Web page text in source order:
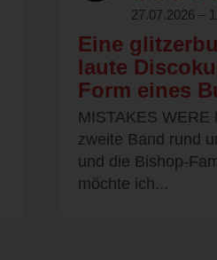
27.07.2026 –
Eine
laute
Form eines
MISTAKES WERE
zweite Band rund
und die Bishop-
möchte ich...